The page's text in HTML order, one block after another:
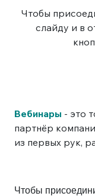
Чтобы
слайду и в
Вебинары - это
партнёр
из первых рук,
Чтобы